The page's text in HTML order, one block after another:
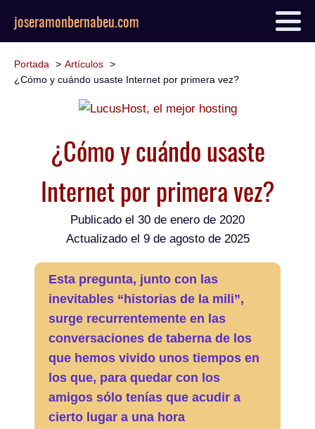
joseramonbernabeu.com
Portada
Artículos
¿Cómo y cuándo usaste Internet por primera vez?
¿Cómo y cuándo usaste
Internet por primera vez?
Publicado el 30 de enero de 2020
Actualizado el 9 de agosto de 2025
Esta pregunta, junto con las
inevitables “historias de la mili”,
surge recurrentemente en las
conversaciones de taberna de los
que hemos vivido unos tiempos en
los que, para quedar con los
amigos sólo tenías que acudir a
cierto lugar a una hora